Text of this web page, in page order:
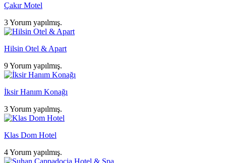
Çakır Motel
3 Yorum yapılmış.
Hilsin Otel & Apart
9 Yorum yapılmış.
İksir Hanım Konağı
3 Yorum yapılmış.
Klas Dom Hotel
4 Yorum yapılmış.